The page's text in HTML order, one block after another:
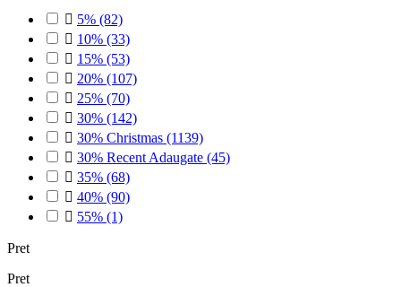
 5% (82)
 10% (33)
 15% (53)
 20% (107)
 25% (70)
 30% (142)
 30% Christmas (1139)
 30% Recent Adaugate (45)
 35% (68)
 40% (90)
 55% (1)
Pret
Pret